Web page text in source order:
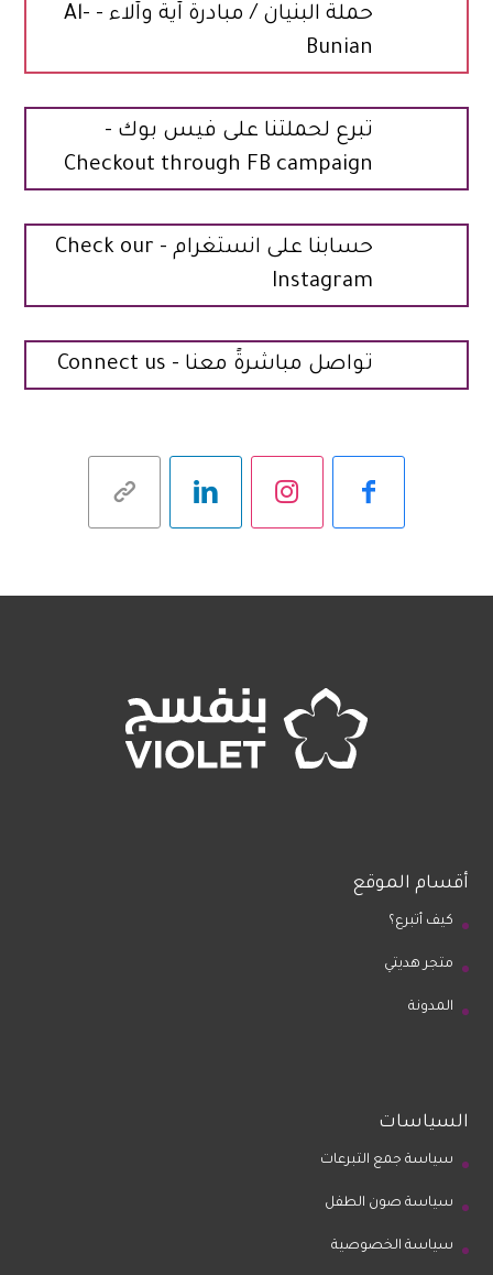
حملة البنيان / مبادرة آية وآلاء - Al-
Bunian
تبرع لحملتنا على فيس بوك -
Checkout through FB campaign
حسابنا على انستغرام - Check our
Instagram
تواصل مباشرةً معنا - Connect us
أقسام الموقع
كيف أتبرع؟
متجر هديتي
المدونة
السياسات
سياسة جمع التبرعات
سياسة صون الطفل
سياسة الخصوصية